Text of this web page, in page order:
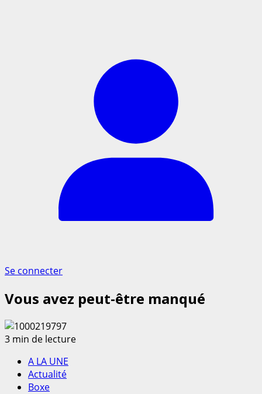
Se connecter
Vous avez peut-être manqué
3 min de lecture
A LA UNE
Actualité
Boxe